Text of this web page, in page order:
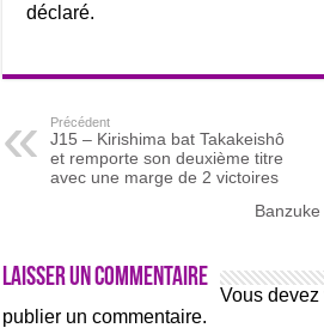
déclaré.
Précédent
J15 – Kirishima bat Takakeishô
et remporte son deuxième titre
avec une marge de 2 victoires
Laisser un commentaire
Vous devez
publier un commentaire.